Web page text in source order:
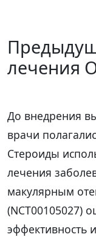
лечения
До внедрения
врачи
Стероиды
лечения
макулярным
(NCT00105027)
эффективность